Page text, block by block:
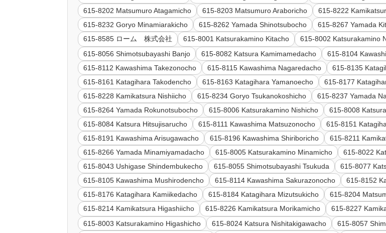
615-8202 Matsumuro Atagamicho
615-8203 Matsumuro Araboricho 615-8222
615-8232 Goryo Minamiarakicho
615-8262 Yamada Shinotsubocho 615-8267 Yamada
615-8585 ローム 株式会社
615-8001 Katsurakamino Kitacho 615-8002 Katsurakamino
615-8056 Shimotsubayashi Banjo
615-8082 Katsura Kamimamedacho 615-8104
615-8112 Kawashima Takezonocho
615-8115 Kawashima Nagaredacho 615-8135
615-8161 Katagihara Takodencho
615-8163 Katagihara Yamanoecho 615-8177
615-8228 Kamikatsura Nishiicho
615-8234 Goryo Tsukanokoshicho 615-8237 Yamada
615-8264 Yamada Rokunotsubocho
615-8006 Katsurakamino Nishicho 615-8008
615-8084 Katsura Hitsujisarucho
615-8111 Kawashima Matsuzonocho 615-8151
615-8191 Kawashima Arisugawacho
615-8196 Kawashima Shiriboricho 615-8211
615-8266 Yamada Minamiyamadacho
615-8005 Katsurakamino Minamicho 615-8022
615-8043 Ushigase Shindembukecho
615-8055 Shimotsubayashi Tsukuda 615-8077
615-8105 Kawashima Mushirodencho
615-8114 Kawashima Sakurazonocho 615-8152
615-8176 Katagihara Kamiikedacho
615-8184 Katagihara Mizutsukicho 615-8204
615-8214 Kamikatsura Higashiicho
615-8226 Kamikatsura Morikamicho 615-8227
615-8003 Katsurakamino Higashicho
615-8024 Katsura Nishitakigawacho 615-8057